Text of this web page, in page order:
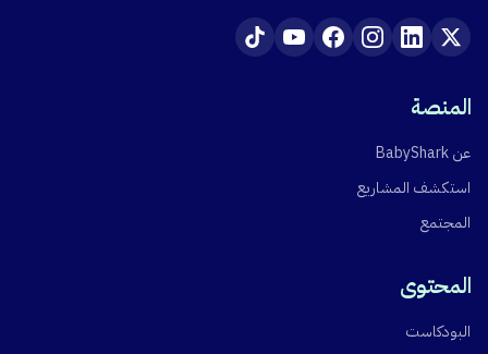
المنصة
عن BabyShark
استكشف المشاريع
المجتمع
المحتوى
البودكاست